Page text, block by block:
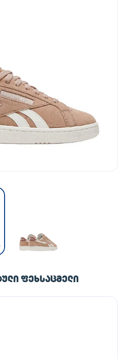
ᲤᲔᲮᲡᲐᲪᲛᲔᲚᲘ